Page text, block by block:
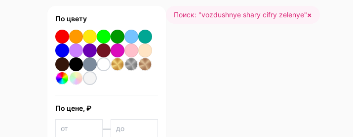
По цвету
По цене, ₽
—
Поиск: "vozdushnye shary cifry zelenye"×